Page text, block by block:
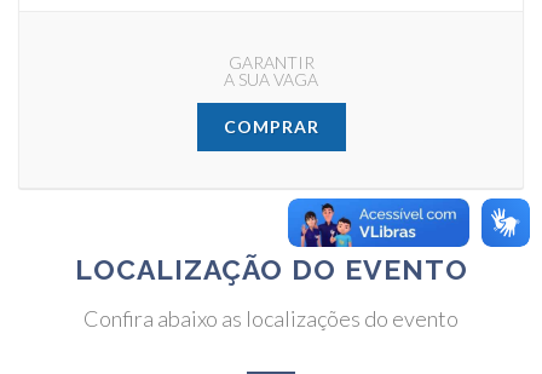
GARANTIR
A SUA VAGA
COMPRAR
LOCALIZAÇÃO DO EVENTO
Confira abaixo as localizações do evento